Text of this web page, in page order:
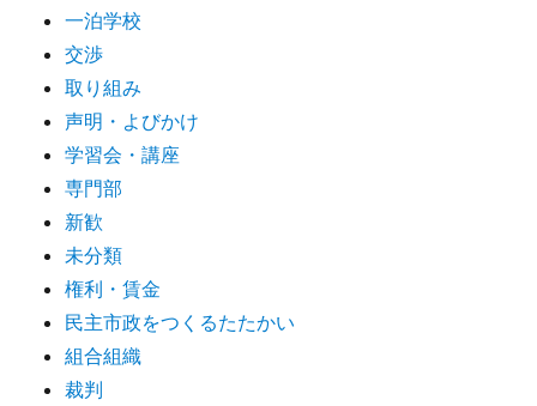
一泊学校
交渉
取り組み
声明・よびかけ
学習会・講座
専門部
新歓
未分類
権利・賃金
民主市政をつくるたたかい
組合組織
裁判